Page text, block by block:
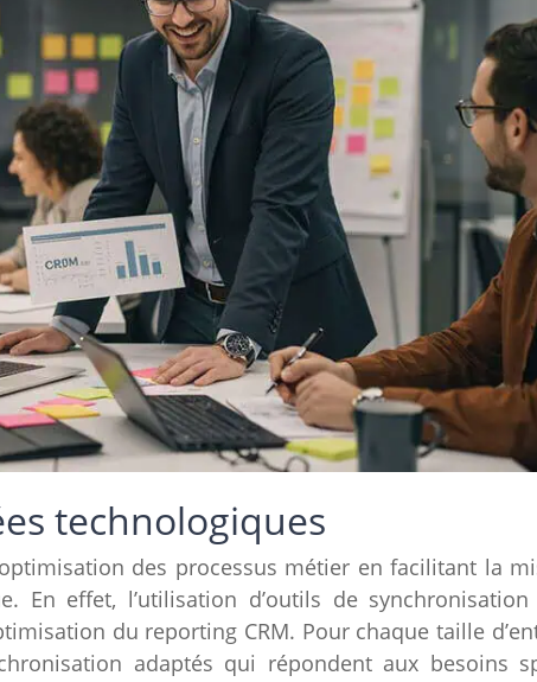
technologiques
des processus métier en facilitant la
effet, l’utilisation d’outils de synchronisation
du reporting CRM. Pour chaque taille
adaptés qui répondent aux besoins